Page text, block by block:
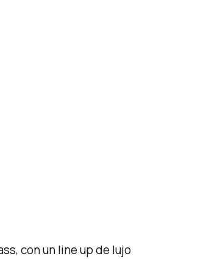
con un line up de lujo